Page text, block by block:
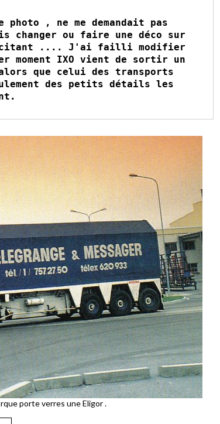
, ne me demandait pas
changer ou faire une déco sur
excitant .... J'ai failli modifier
moment IXO vient de sortir un
que celui des transports
des petits détails les
porte verres une Eligor .